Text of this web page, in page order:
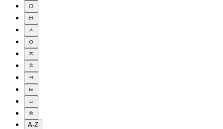
ㅁ
ㅂ
ㅅ
ㅇ
ㅈ
ㅊ
ㅋ
ㅌ
ㅍ
ㅎ
A-Z